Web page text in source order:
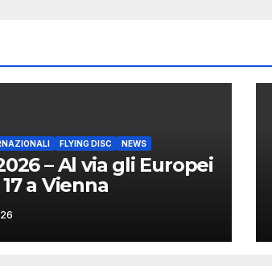
FLYING DISC NEWS
– Al via gli Europei
a Vienna